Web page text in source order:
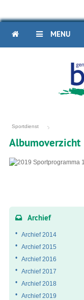
HOME MENU
Sportdienst
Albumoverzicht
Fotoalbum
Archief
Archief 2014
Archief 2015
Archief 2016
Archief 2017
Archief 2018
Archief 2019